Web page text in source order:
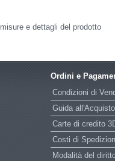
e dettagli del prodotto
Ordini e
Condizioni di
Guida all'Acquisto
Carte di credito
Costi di
Modalità del